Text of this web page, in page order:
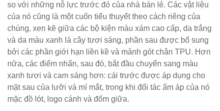
so với những nỗ lực trước đó của nhà bán lẻ. Các vật liệu
của nó cũng là một cuốn tiểu thuyết theo cách riêng của
chúng, xen kẽ giữa các bộ kiện màu xám cao cấp, da trắng
và da màu xanh lá cây tươi sáng, phần sau được bổ sung
bởi các phần giới hạn liền kề và mảnh gót chân TPU. Hơn
nữa, các điểm nhấn, sau đó, bắt đầu chuyển sang màu
xanh tươi và cam sáng hơn: cái trước được áp dụng cho
mặt sau của lưỡi và mí mắt, trong khi đối tác ấm áp của nó
mặc đồ lót, logo cánh và đốm giữa.